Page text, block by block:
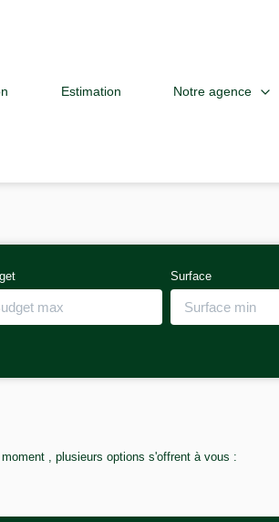
Estimation Notre agence
Surface
, plusieurs options s'offrent à vous :